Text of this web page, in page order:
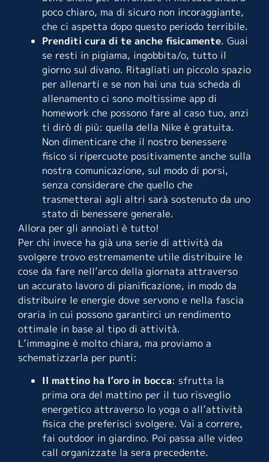
poco chiaro, ma di sicuro non incoraggiante,
che ci aspetta dopo questo periodo terribile.
Prenditi cura di te anche fisicamente. Guai
se resti in pigiama, ingobbita/o, tutto il
giorno sul divano. Ritagliati un piccolo spazio
per allenarti e se non hai una tua scheda di
allenamento ci sono moltissime app di
homework che possono fare al caso tuo, anzi
ti dirò di più: quella della Nike è gratuita.
Non dimenticare che il nostro benessere
fisico si ripercuote positivamente anche sulla
nostra comunicazione, sul modo di porsi,
senza considerare che quello che
trasmetterai agli altri sarà sostenuto da uno
stato di benessere generale.
Allora per gli annoiati è tutto!
Per chi invece ha già una serie di attività da
svolgere trovo estremamente utile distribuire le
cose da fare nell’arco della giornata attraverso
un accurato lavoro di pianificazione, in modo da
distribuire le energie dove servono e nella fascia
oraria in cui possono garantirci un rendimento
ottimale in base al tipo di attività.
L’immagine è molto chiara, ma proviamo a
schematizzarla per punti:
Il mattino ha l’oro in bocca: sfrutta la
prima ora del mattino per il tuo risveglio
energetico attraverso lo yoga o all’attività
fisica che preferisci svolgere. Vai a correre,
fai outdoor in giardino. Poi passa alle video
call organizzate la sera precedente.